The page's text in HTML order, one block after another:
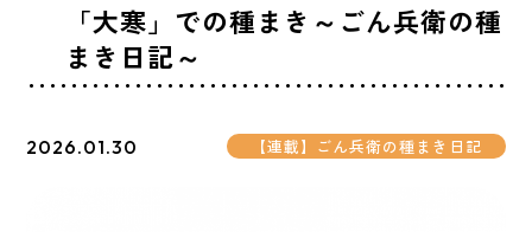
「大寒」での種まき～ごん兵衛の種
まき日記～
2026.01.30 【連載】ごん兵衛の種まき日記